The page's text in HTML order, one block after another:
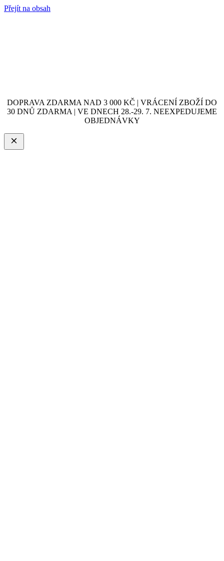
Přejít na obsah
DOPRAVA ZDARMA NAD 3 000 KČ | VRÁCENÍ ZBOŽÍ DO
30 DNŮ ZDARMA | VE DNECH 28.-29. 7. NEEXPEDUJEME
OBJEDNÁVKY